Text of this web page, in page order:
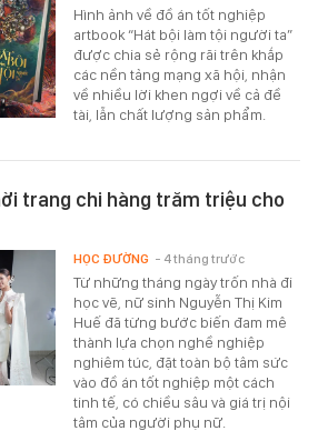
Hình ảnh về đồ án tốt nghiệp
artbook “Hát bội làm tội người ta”
được chia sẻ rộng rãi trên khắp
các nền tảng mạng xã hội, nhận
về nhiều lời khen ngợi về cả đề
tài, lẫn chất lượng sản phẩm.
trang chi hàng trăm triệu cho
Từ những tháng ngày trốn nhà đi
học vẽ, nữ sinh Nguyễn Thị Kim
Huế đã từng bước biến đam mê
thành lựa chọn nghề nghiệp
nghiêm túc, đặt toàn bộ tâm sức
vào đồ án tốt nghiệp một cách
tinh tế, có chiều sâu và giá trị nội
tâm của người phụ nữ.
HỌC ĐƯỜNG - 4 tháng trước